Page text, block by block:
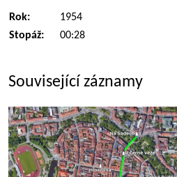
Rok:
1954
Stopáž:
00:28
Související záznamy